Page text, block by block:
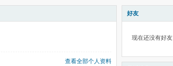
查看全部个人资料
好友
现在还没有好友